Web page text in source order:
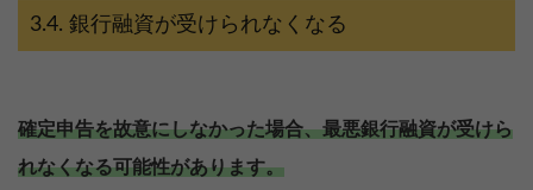
銀行融資が受けられなくなる
確定申告を故意にしなかった場合、最悪銀行融資が受けら
れなくなる可能性があります。